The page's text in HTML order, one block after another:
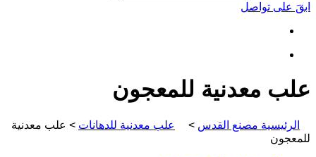
ابقَ على تواصل
علب معدنية للمعجون
الرئيسية مصنع القدس > علب معدنية للدهانات > علب معدنية
للمعجون